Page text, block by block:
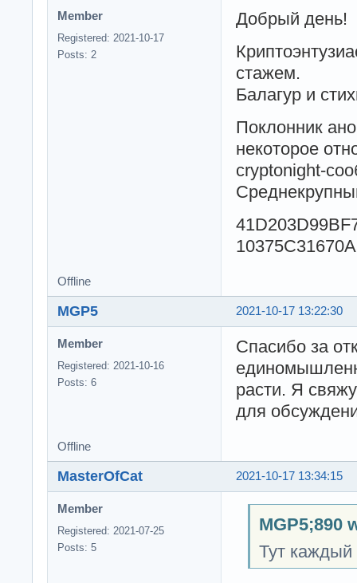
Member
Registered: 2021-10-17
Posts: 2
Добрый день!
стажем.
Балагур и
Поклонник
некоторое
cryptonight-
Offline
2021-10-17 13:22:30
MGP5
Member
Registered: 2021-10-16
Posts: 6
Спасибо за
расти. Я
для
Offline
2021-10-17 13:34:15
MasterOfCat
Member
Registered: 2021-07-25
Posts: 5
MGP5;890
Тут